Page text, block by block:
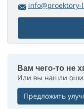
Вам чего-то не
Или вы нашли
Предложить